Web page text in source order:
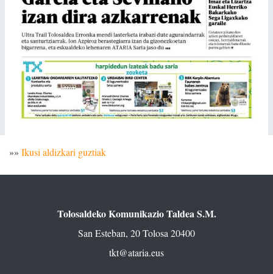
»» Ikusi aldizkari guztiak
Tolosaldeko Komunikazio Taldea S.M.
San Esteban, 20 Tolosa 20400
tkt@ataria.eus